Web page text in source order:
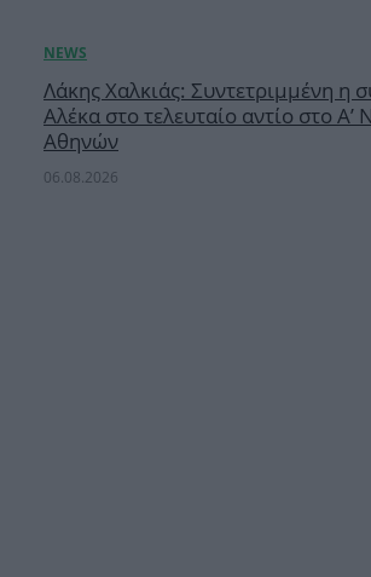
Λάκης Χαλκιάς: Συντετριμμένη η
Αλέκα στο τελευταίο αντίο στο Α’
Αθηνών
06.08.2026